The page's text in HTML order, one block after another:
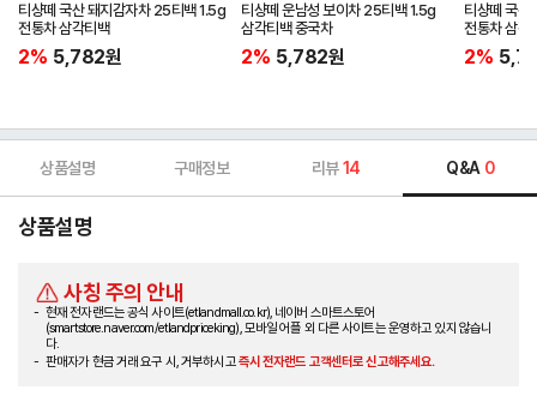
티샹떼 국산 돼지감자차 25티백 1.5g
전통차 삼각티백
2% 5,782원
티샹떼 운남성 보이차 25티백 1.5g
삼각티백 중국차
2% 5,782원
티샹떼 국산
전통차 삼각
2%
상품설명 구매정보 리뷰 14 Q&A 0
상품설명
사칭 주의 안내
현재 전자랜드는 공식 사이트(etlandmall.co.kr), 네이버 스마트스토어
(smartstore.naver.com/etlandpriceking), 모바일 어플 외 다른 사이트는 운영하고 있지 않습니
다.
판매자가 현금 거래 요구 시, 거부하시고즉시 전자랜드 고객센터로 신고해주세요.